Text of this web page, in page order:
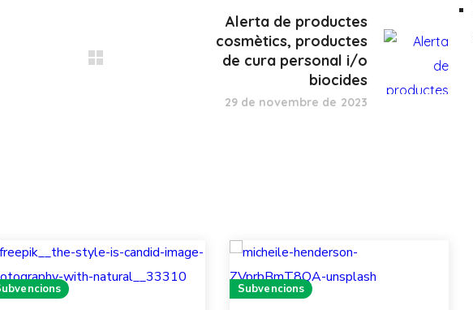
Alerta de productes
cosmètics, productes
de cura personal i/o
biocides
29 de novembre de 2023
Subvencions